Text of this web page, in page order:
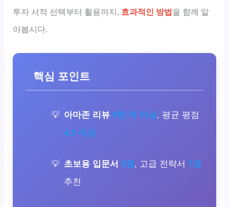
투자 서적 선택부터 활용까지, 효과적인 방법을 함께 알
아봅시다.
핵심 포인트
아마존 리뷰 9천 개 이상, 평균 평점
4.5 이상
초보용 입문서 5권 , 고급 전략서 7권
추천